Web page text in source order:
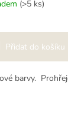
(>5 ks)
Přidat do košíku
barvy.